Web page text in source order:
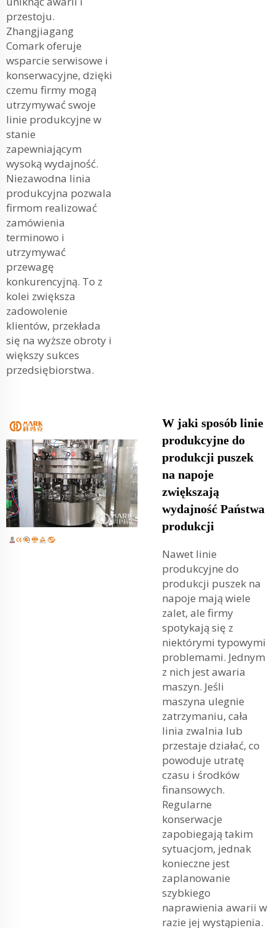
przestoju.
Zhangjiagang
Comark oferuje
wsparcie serwisowe i
konserwacyjne, dzięki
czemu firmy mogą
utrzymywać swoje
linie produkcyjne w
stanie
zapewniającym
wysoką wydajność.
Niezawodna linia
produkcyjna pozwala
firmom realizować
zamówienia
terminowo i
utrzymywać
przewagę
konkurencyjną. To z
kolei zwiększa
zadowolenie
klientów, przekłada
się na wyższe obroty i
większy sukces
przedsiębiorstwa.
W jaki sposób linie
produkcyjne do
produkcji puszek
na napoje
zwiększają
wydajność Państwa
produkcji
Nawet linie
produkcyjne do
produkcji puszek na
napoje mają wiele
zalet, ale firmy
spotykają się z
niektórymi typowymi
problemami. Jednym
z nich jest awaria
maszyn. Jeśli
maszyna ulegnie
zatrzymaniu, cała
linia zwalnia lub
przestaje działać, co
powoduje utratę
czasu i środków
finansowych.
Regularne
konserwacje
zapobiegają takim
sytuacjom, jednak
konieczne jest
zaplanowanie
szybkiego
naprawienia awarii w
razie jej wystąpienia.